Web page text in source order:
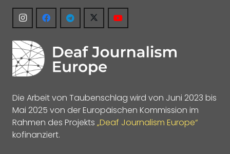
Die Arbeit von Taubenschlag wird von Juni 2023 bis
Mai 2025 von der Europäischen Kommission im
Rahmen des Projekts „Deaf Journalism Europe“
kofinanziert.